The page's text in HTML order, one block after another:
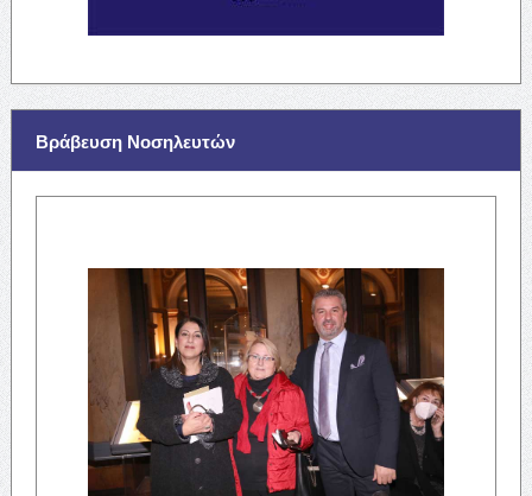
Βράβευση Νοσηλευτών